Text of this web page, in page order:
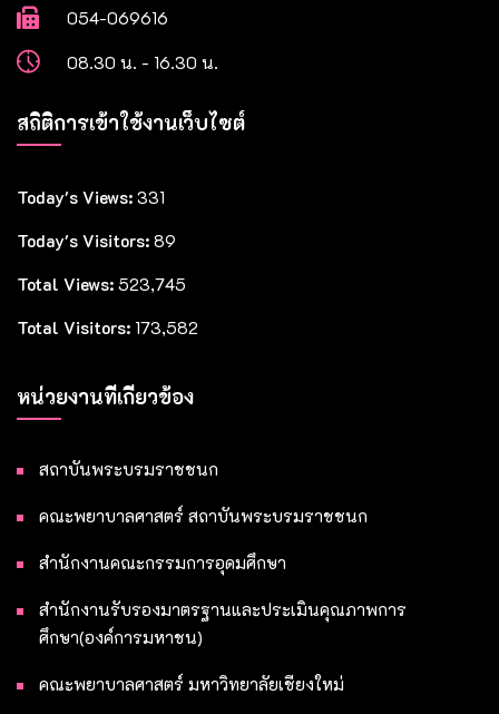
054-069616
08.30 น. - 16.30 น.
สถิติการเข้าใช้งานเว็บไซต์
Today's Views: 331
Today's Visitors: 89
Total Views: 523,745
Total Visitors: 173,582
หน่วยงานที่เกี่ยวข้อง
สถาบันพระบรมราชชนก
คณะพยาบาลศาสตร์ สถาบันพระบรมราชชนก
สำนักงานคณะกรรมการอุดมศึกษา
สำนักงานรับรองมาตรฐานและประเมินคุณภาพการ
ศึกษา(องค์การมหาชน)
คณะพยาบาลศาสตร์ มหาวิทยาลัยเชียงใหม่